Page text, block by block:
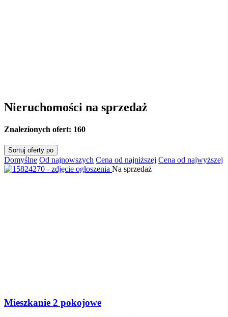
Nieruchomości na sprzedaż
Znalezionych ofert: 160
Sortuj oferty po
Domyślne Od najnowszych Cena od najniższej Cena od najwyższej
Na sprzedaż
Mieszkanie 2 pokojowe